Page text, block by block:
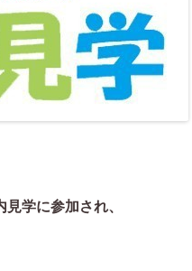
学に参加され、